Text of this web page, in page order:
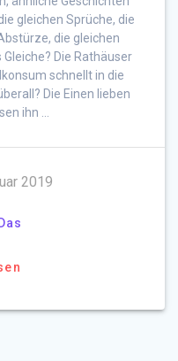
gleichen Sprüche, die
die gleichen
Die Rathäuser
schnellt in die
Die Einen lieben
ihn …
2019